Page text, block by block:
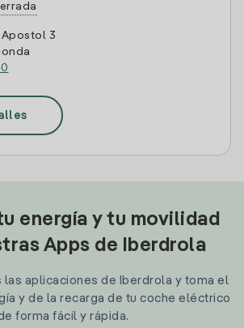
3
energía y tu movilidad
Apps de Iberdrola
las aplicaciones de Iberdrola y toma el
y de la recarga de tu coche eléctrico
forma fácil y rápida.